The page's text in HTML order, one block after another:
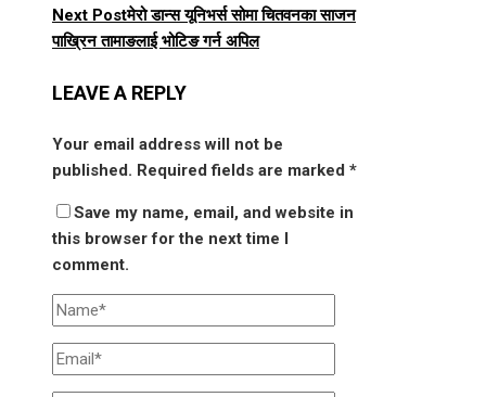
Next Postमेरो डान्स यूनिभर्स सोमा चितवनका साजन
पाख्रिन तामाङलाई भोटिङ गर्न अपिल
LEAVE A REPLY
Your email address will not be
published. Required fields are marked *
Save my name, email, and website in
this browser for the next time I
comment.